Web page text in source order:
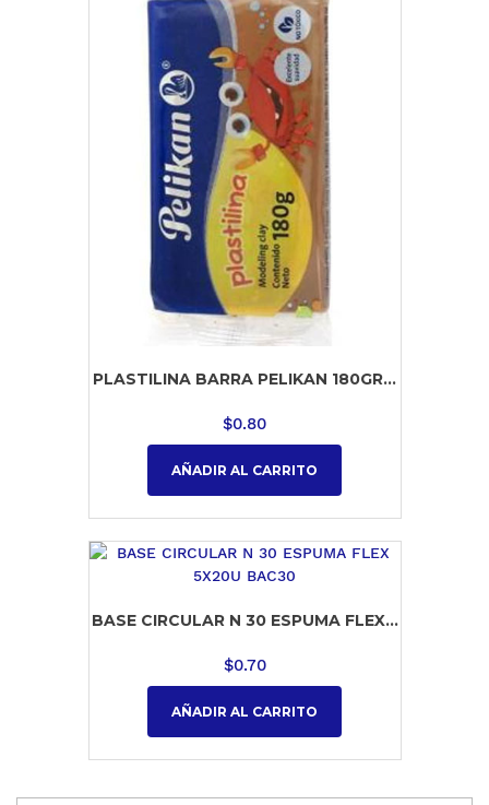
PLASTILINA BARRA PELIKAN 180GR...
$0.80
AÑADIR AL CARRITO
BASE CIRCULAR N 30 ESPUMA FLEX...
$0.70
AÑADIR AL CARRITO